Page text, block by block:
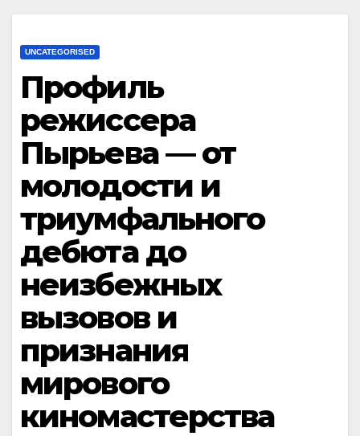
UNCATEGORISED
Профиль
режиссера
Пырьева — от
молодости и
триумфального
дебюта до
неизбежных
вызовов и
признания
мирового
киномастерства